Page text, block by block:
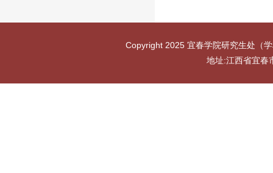
Copyright 2025 宜春学院研究生处（
地址:江西省宜